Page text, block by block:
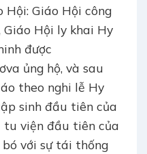
Hội: Giáo Hội công
Hội ly khai Hy
được
ủng hộ, và sau
theo nghi lễ Hy
sinh đầu tiên của
tu viện đầu tiên của
với sự tái thống